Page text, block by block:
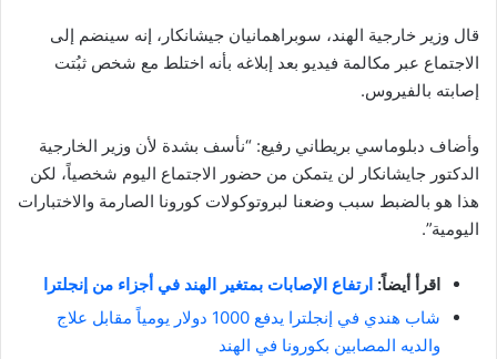
قال وزير خارجية الهند، سوبراهمانيان جيشانكار، إنه سينضم إلى
الاجتماع عبر مكالمة فيديو بعد إبلاغه بأنه اختلط مع شخص ثبُتت
إصابته بالفيروس.
وأضاف دبلوماسي بريطاني رفيع: “نأسف بشدة لأن وزير الخارجية
الدكتور جايشانكار لن يتمكن من حضور الاجتماع اليوم شخصياً، لكن
هذا هو بالضبط سبب وضعنا لبروتوكولات كورونا الصارمة والاختبارات
اليومية”.
اقرأ أيضاً: ارتفاع الإصابات بمتغير الهند في أجزاء من إنجلترا
شاب هندي في إنجلترا يدفع 1000 دولار يومياً مقابل علاج
والديه المصابين بكورونا في الهند